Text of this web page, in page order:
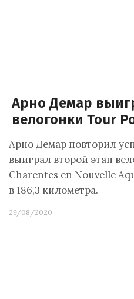
Арно Демар
велогонки Tour
Арно Демар повторил
выиграл второй этап
Charentes en Nouvelle
в 186,3 километра.
29/08/2020